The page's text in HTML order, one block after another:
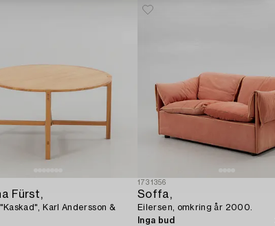
Fürst,
Karl Andersson &
1731356
Soffa,
Eilersen, omkring år 2000.
Inga bud